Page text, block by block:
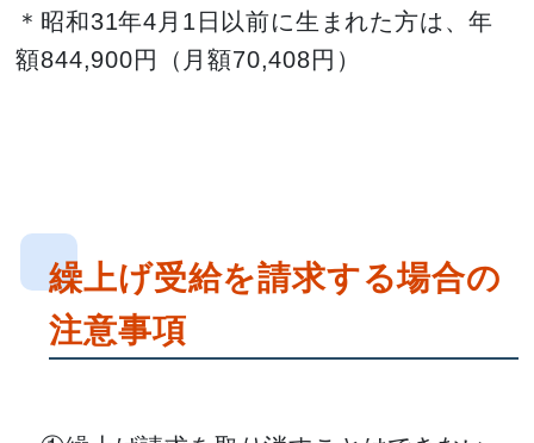
＊昭和31年4月1日以前に生まれた方は、年
額844,900円（月額70,408円）
繰上げ受給を請求する場合の
注意事項